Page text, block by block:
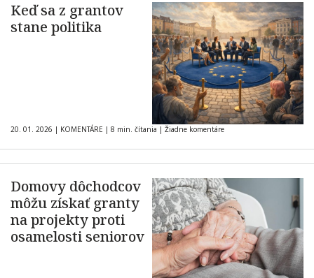
Keď sa z grantov
stane politika
20. 01. 2026 | KOMENTÁRE | 8 min. čítania | Žiadne komentáre
Domovy dôchodcov
môžu získať granty
na projekty proti
osamelosti seniorov